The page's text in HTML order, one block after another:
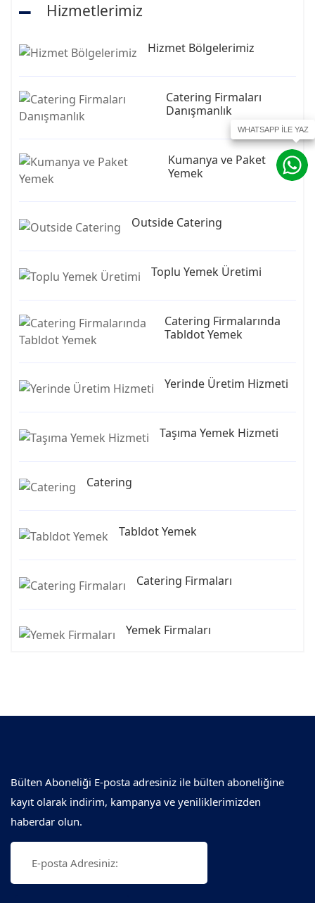
Hizmetlerimiz
Hizmet Bölgelerimiz
Catering Firmaları
Danışmanlık
Kumanya ve Paket
Yemek
Outside Catering
Toplu Yemek Üretimi
Catering Firmalarında
Tabldot Yemek
Yerinde Üretim Hizmeti
Taşıma Yemek Hizmeti
Catering
Tabldot Yemek
Catering Firmaları
Yemek Firmaları
Bülten Aboneliği E-posta adresiniz ile bülten aboneliğine
kayıt olarak indirim, kampanya ve yeniliklerimizden
haberdar olun.